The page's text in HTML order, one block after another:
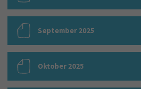
September 2025
Oktober 2025